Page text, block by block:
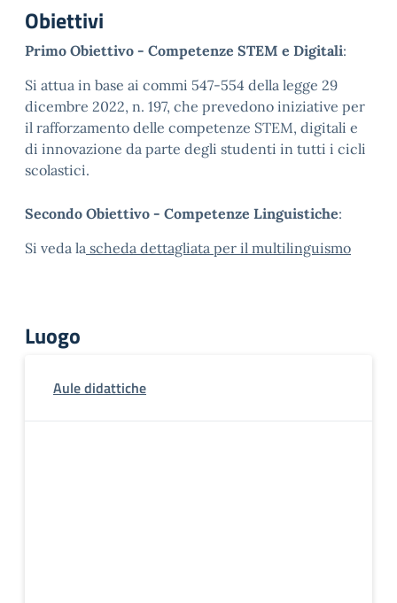
Obiettivi
Primo Obiettivo - Competenze STEM e Digitali:
Si attua in base ai commi 547-554 della legge 29
dicembre 2022, n. 197, che prevedono iniziative per
il rafforzamento delle competenze STEM, digitali e
di innovazione da parte degli studenti in tutti i cicli
scolastici.
Secondo Obiettivo - Competenze Linguistiche:
Si veda la scheda dettagliata per il multilinguismo
Luogo
Aule didattiche